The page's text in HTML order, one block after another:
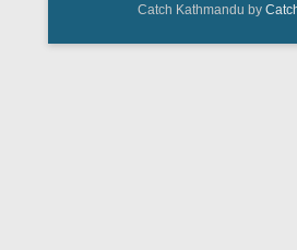
Catch Kathmandu by